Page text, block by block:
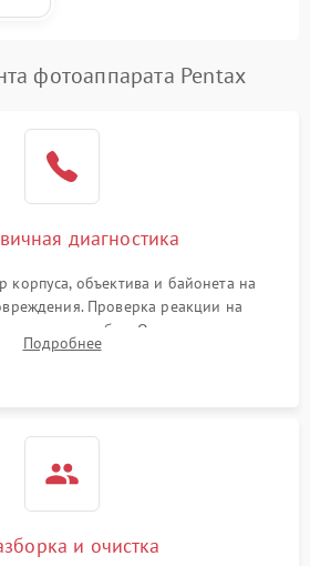
фотоаппарата Pentax
диагностика
корпуса, объектива и байонета на
Проверка реакции на
кодов ошибок. Оценка состояния
работы автофокуса и вспышки.
Подробнее
и очистка